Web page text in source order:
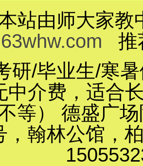
站由师大家教
推
研/毕业生/寒
中介费，适合
等） 德盛广
，翰林公馆，